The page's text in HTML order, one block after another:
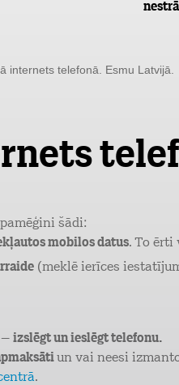
internets telefonā. Esmu Latvijā.
šādi:
mobilos datus. To ērti
(meklē ierīces
– izslēgt un ieslēgt telefonu.
un vai neesi
.